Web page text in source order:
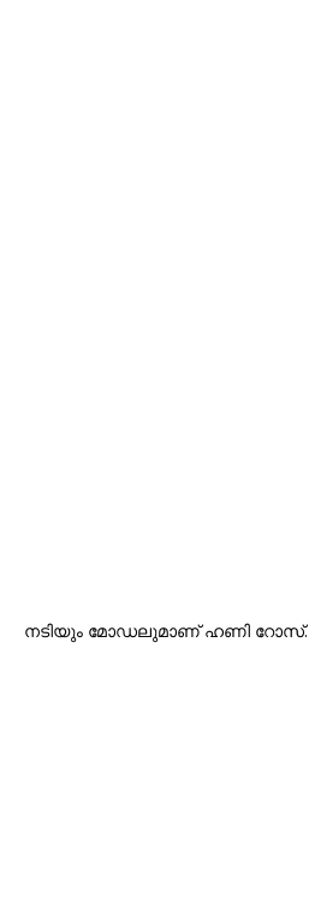
നടിയും മോഡലുമാണ് ഹണി റോസ്.